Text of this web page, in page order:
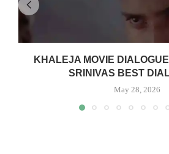
KHALEJA MOVIE
SRINIVAS BEST
May 28, 2026